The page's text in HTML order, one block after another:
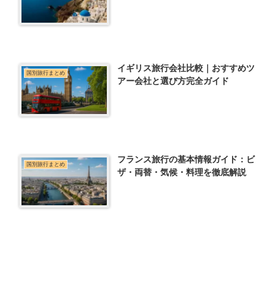
国別旅行まとめ
イギリス旅行会社比較｜おすすめツ
アー会社と選び方完全ガイド
国別旅行まとめ
フランス旅行の基本情報ガイド：ビ
ザ・両替・気候・料理を徹底解説